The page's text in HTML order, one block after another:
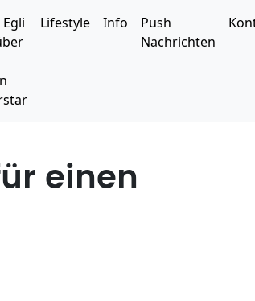
Lifestyle Info
Push
Nachrichten
einen